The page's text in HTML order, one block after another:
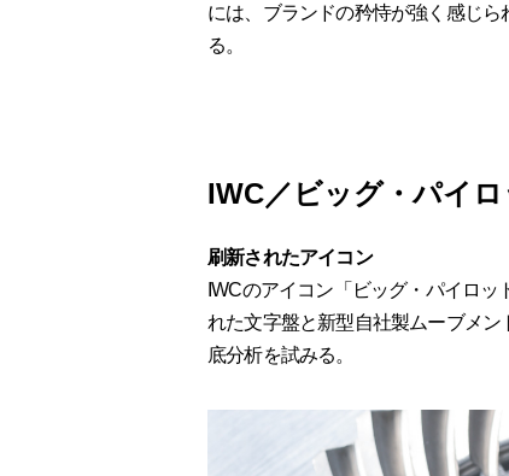
には、ブランドの矜恃が強く感じ
る。
IWC／ビッグ・パイ
刷新されたアイコン
IWCのアイコン「ビッグ・パイロ
れた文字盤と新型自社製ムーブメ
底分析を試みる。